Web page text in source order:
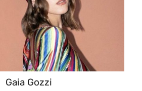
Gaia Gozzi